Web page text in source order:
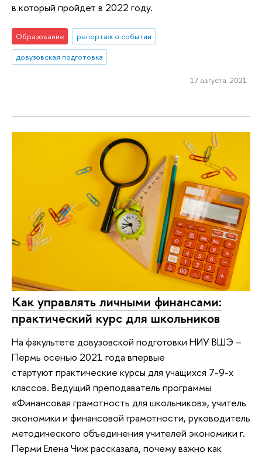
в который пройдет в 2022 году.
Образование
репортаж о событии
довузовская подготовка
17 августа 2021
Как управлять личными финансами:
практический курс для школьников
На факультете довузовской подготовки НИУ ВШЭ –
Пермь осенью 2021 года впервые
стартуют практические курсы для учащихся 7-9-х
классов. Ведущий преподаватель программы
«Финансовая грамотность для школьников», учитель
экономики и финансовой грамотности, руководитель
методического объединения учителей экономики г.
Перми Елена Чиж рассказала, почему важно как